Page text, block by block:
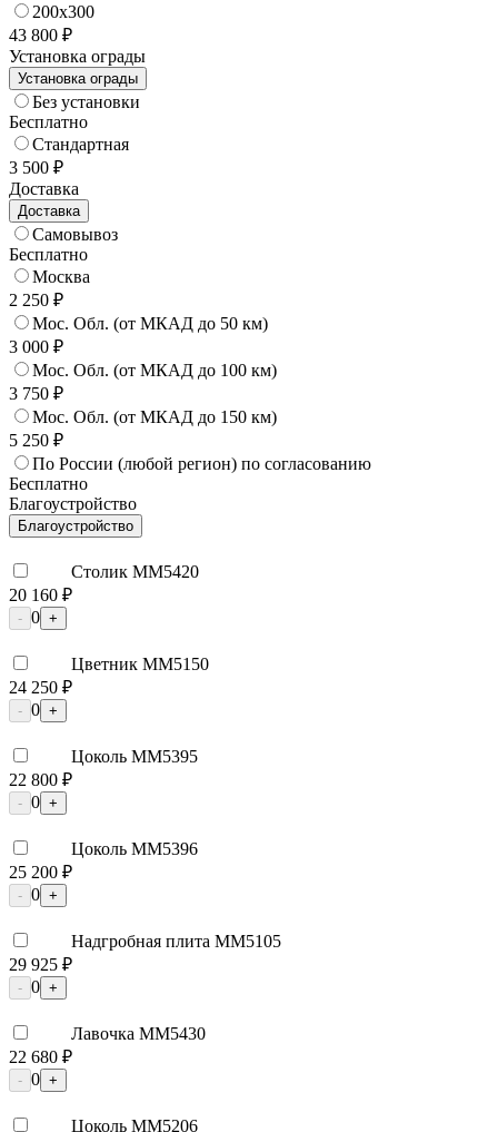
200x300
43 800 ₽
Установка ограды
Установка ограды
Без установки
Бесплатно
Стандартная
3 500 ₽
Доставка
Доставка
Самовывоз
Бесплатно
Москва
2 250 ₽
Мос. Обл. (от МКАД до 50 км)
3 000 ₽
Мос. Обл. (от МКАД до 100 км)
3 750 ₽
Мос. Обл. (от МКАД до 150 км)
5 250 ₽
По России (любой регион) по согласованию
Бесплатно
Благоустройство
Благоустройство
Столик ММ5420
20 160 ₽
- 0 +
Цветник ММ5150
24 250 ₽
- 0 +
Цоколь ММ5395
22 800 ₽
- 0 +
Цоколь ММ5396
25 200 ₽
- 0 +
Надгробная плита ММ5105
29 925 ₽
- 0 +
Лавочка ММ5430
22 680 ₽
- 0 +
Цоколь ММ5206